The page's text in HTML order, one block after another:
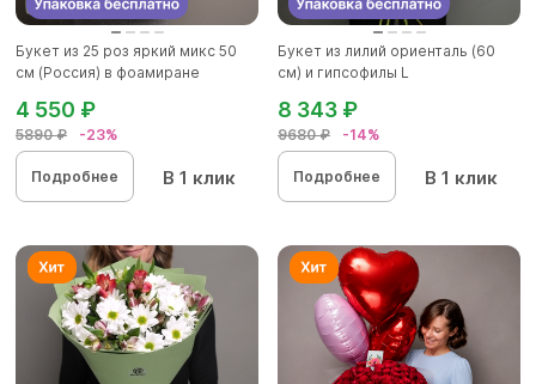
Букет из 25 роз яркий микс 50
см (Россия) в фоамиране
5890 ₽ -23%
4 550 ₽
Подробнее В 1 клик
Букет из лилий ориенталь (60
см) и гипсофилы L
9680 ₽ -14%
8 343 ₽
Подробнее В 1 клик